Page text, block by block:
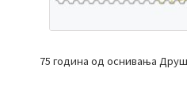
75 година од оснивања